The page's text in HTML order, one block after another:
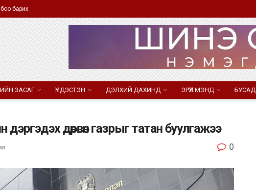
барих
ЗАСАГ ҮНДЭСТЭН ДЭЛХИЙ ДАХИНД ЭРҮҮЛ МЭНД БУСАД
дөрвөн газрыг татан буулгажээ
0